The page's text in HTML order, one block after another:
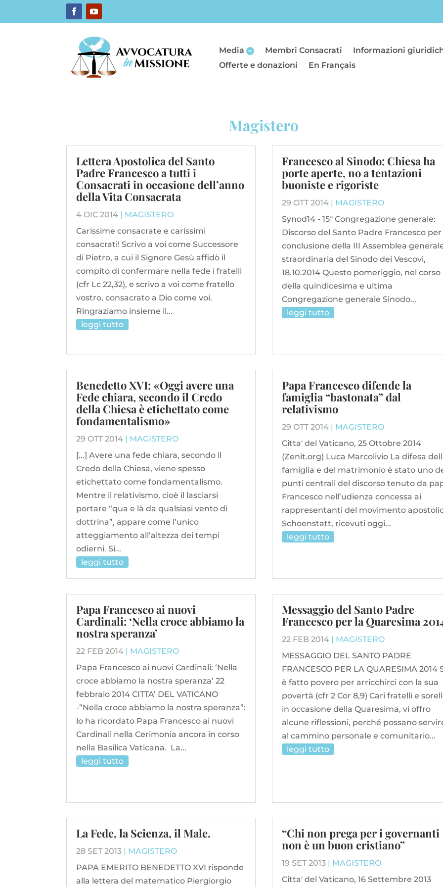
Media Membri Consacrati Informazioni
Offerte e donazioni
En Français
Magistero
Lettera Apostolica del Santo
Padre Francesco a tutti i
Consacrati in occasione dell’anno
della Vita Consacrata
4 DIC 2014 | MAGISTERO
Carissime consacrate e carissimi
consacrati! Scrivo a voi come Successore
di Pietro, a cui il Signore Gesù affidò il
compito di confermare nella fede i fratelli
(cfr Lc 22,32), e scrivo a voi come fratello
vostro, consacrato a Dio come voi.
Ringraziamo insieme il...
leggi tutto
Benedetto XVI: «Oggi avere una
Fede chiara, secondo il Credo
della Chiesa è etichettato come
fondamentalismo»
29 OTT 2014 | MAGISTERO
[...] Avere una fede chiara, secondo il
Credo della Chiesa, viene spesso
etichettato come fondamentalismo.
Mentre il relativismo, cioè il lasciarsi
portare “qua e là da qualsiasi vento di
dottrina”, appare come l’unico
atteggiamento all’altezza dei tempi
odierni. Si...
leggi tutto
Papa Francesco ai nuovi
Cardinali: ‘Nella croce abbiamo la
nostra speranza’
22 FEB 2014 | MAGISTERO
Papa Francesco ai nuovi Cardinali: ‘Nella
croce abbiamo la nostra speranza’ 22
febbraio 2014 CITTA’ DEL VATICANO
-”Nella croce abbiamo la nostra speranza”:
lo ha ricordato Papa Francesco ai nuovi
Cardinali nella Cerimonia ancora in corso
nella Basilica Vaticana. La...
leggi tutto
La Fede, la Scienza, il Male.
28 SET 2013
MAGISTERO
PAPA EMERITO BENEDETTO XVI risponde
alla lettera del matematico Piergiorgio
Francesco al Sinodo: Chiesa ha
porte aperte, no a tentazioni
buoniste e rigoriste
29 OTT 2014| MAGISTERO
Synod14 - 15ª Congregazione generale:
Discorso del Santo Padre Francesco per
conclusione della III Assemblea
straordinaria del Sinodo dei Vescovi,
18.10.2014 Questo pomeriggio, nel corso
della quindicesima e ultima
Congregazione generale Sinodo...
leggi tutto
Papa Francesco difende la
famiglia “bastonata” dal
relativismo
29 OTT 2014| MAGISTERO
Citta' del Vaticano, 25 Ottobre 2014
(Zenit.org) Luca Marcolivio La difesa
famiglia e del matrimonio è stato uno
punti centrali del discorso tenuto da
Francesco nell’udienza concessa ai
rappresentanti del movimento
Schoenstatt, ricevuti oggi...
leggi tutto
Messaggio del Santo Padre
Francesco per la Quaresima
22 FEB 2014| MAGISTERO
MESSAGGIO DEL SANTO PADRE
FRANCESCO PER LA QUARESIMA 2014
è fatto povero per arricchirci con la sua
povertà (cfr 2 Cor 8,9) Cari fratelli e
in occasione della Quaresima, vi offro
alcune riflessioni, perché possano
al cammino personale e comunitario...
leggi tutto
“Chi non prega per i governanti
non è un buon cristiano”
19 SET 2013| MAGISTERO
Citta' del Vaticano, 16 Settembre 2013